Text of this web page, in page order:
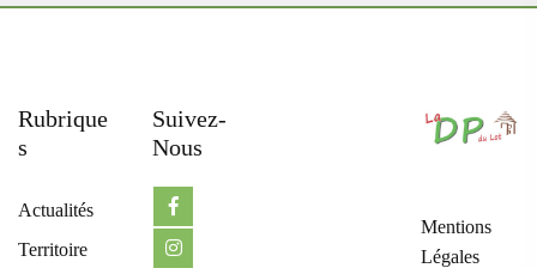
Rubrique
S
Actualités
Territoire
Suivez-
Nous
Mentions
Légales